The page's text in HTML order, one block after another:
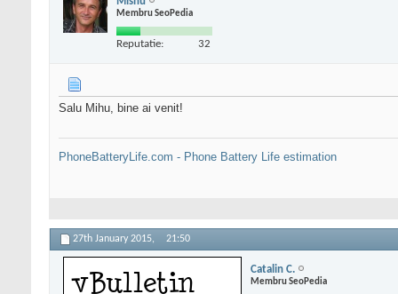
Membru SeoPedia
Reputatie: 32
Salu Mihu, bine ai venit!
PhoneBatteryLife.com - Phone Battery Life estimation
27th January 2015, 21:50
Catalin C.
Membru SeoPedia